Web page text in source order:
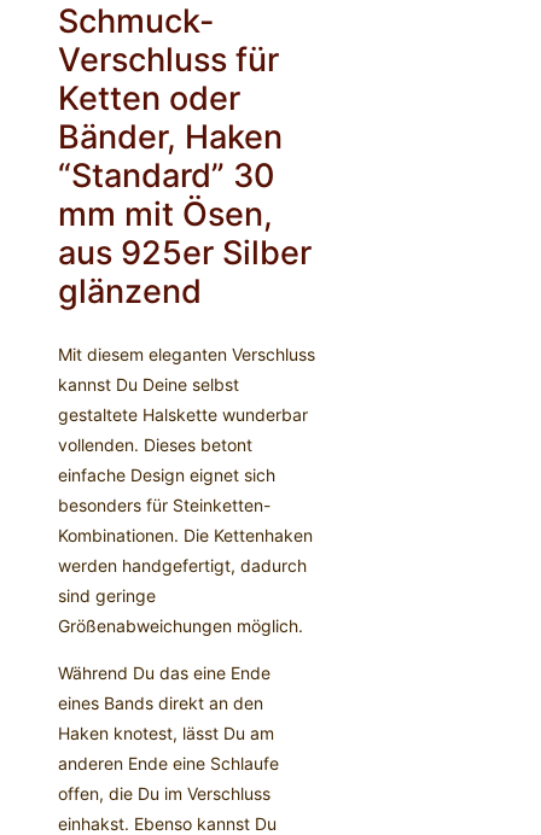
Schmuck-
Verschluss für
Ketten oder
Bänder, Haken
“Standard” 30
mm mit Ösen,
aus 925er Silber
glänzend
Mit diesem eleganten Verschluss
kannst Du Deine selbst
gestaltete Halskette wunderbar
vollenden. Dieses betont
einfache Design eignet sich
besonders für Steinketten-
Kombinationen. Die Kettenhaken
werden handgefertigt, dadurch
sind geringe
Größenabweichungen möglich.
Während Du das eine Ende
eines Bands direkt an den
Haken knotest, lässt Du am
anderen Ende eine Schlaufe
offen, die Du im Verschluss
einhakst. Ebenso kannst Du